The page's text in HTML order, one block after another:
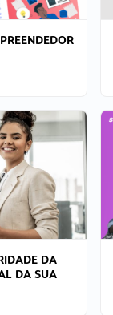
DA
DA SUA